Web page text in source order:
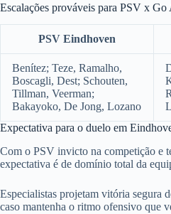
Escalações prováveis para PSV x Go
PSV Eindhoven
Benítez; Teze, Ramalho,
Boscagli, Dest; Schouten,
Tillman, Veerman;
Bakayoko, De Jong, Lozano
Expectativa para o duelo em
Com o PSV invicto na competição e
expectativa é de domínio total da
Especialistas projetam vitória segura
caso mantenha o ritmo ofensivo que